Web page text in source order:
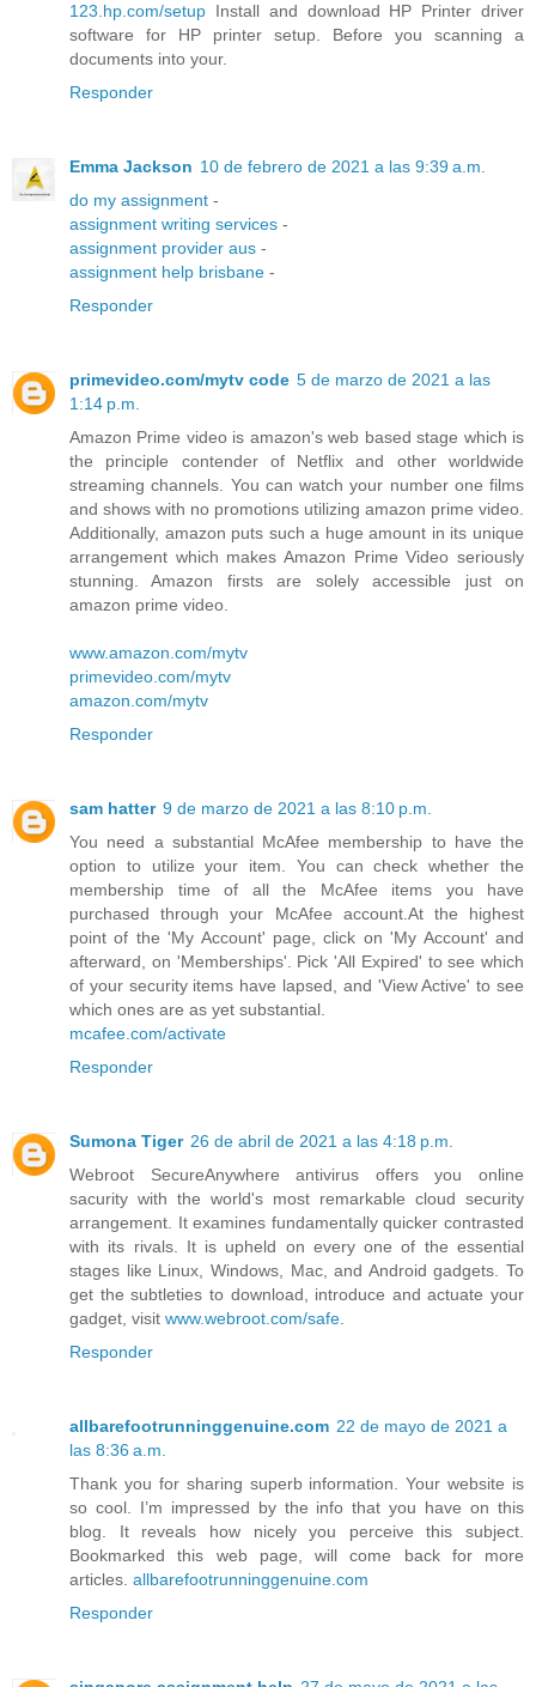
123.hp.com/setup Install and download HP Printer driver
software for HP printer setup. Before you scanning a
documents into your.
Responder
Emma Jackson 10 de febrero de 2021 a las 9:39 a.m.
do my assignment -
assignment writing services -
assignment provider aus -
assignment help brisbane -
Responder
primevideo.com/mytv code 5 de marzo de 2021 a las
1:14 p.m.
Amazon Prime video is amazon's web based stage which is
the principle contender of Netflix and other worldwide
streaming channels. You can watch your number one films
and shows with no promotions utilizing amazon prime video.
Additionally, amazon puts such a huge amount in its unique
arrangement which makes Amazon Prime Video seriously
stunning. Amazon firsts are solely accessible just on
amazon prime video.
www.amazon.com/mytv
primevideo.com/mytv
amazon.com/mytv
Responder
sam hatter 9 de marzo de 2021 a las 8:10 p.m.
You need a substantial McAfee membership to have the
option to utilize your item. You can check whether the
membership time of all the McAfee items you have
purchased through your McAfee account.At the highest
point of the 'My Account' page, click on 'My Account' and
afterward, on 'Memberships'. Pick 'All Expired' to see which
of your security items have lapsed, and 'View Active' to see
which ones are as yet substantial.
mcafee.com/activate
Responder
Sumona Tiger 26 de abril de 2021 a las 4:18 p.m.
Webroot SecureAnywhere antivirus offers you online
sacurity with the world's most remarkable cloud security
arrangement. It examines fundamentally quicker contrasted
with its rivals. It is upheld on every one of the essential
stages like Linux, Windows, Mac, and Android gadgets. To
get the subtleties to download, introduce and actuate your
gadget, visit www.webroot.com/safe.
Responder
allbarefootrunninggenuine.com 22 de mayo de 2021 a
las 8:36 a.m.
Thank you for sharing superb information. Your website is
so cool. I’m impressed by the info that you have on this
blog. It reveals how nicely you perceive this subject.
Bookmarked this web page, will come back for more
articles. allbarefootrunninggenuine.com
Responder